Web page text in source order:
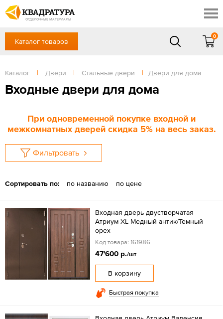
ОТДЕЛОЧНЫЕ МАТЕРИАЛЫ
Профи
Акции
Готовые решения
Доставка и оплата
Отзывы
+7 918 999 1656
Сб, Вс — выходной
ЗАКАЗАТЬ ЗВОНОК
Каталог товаров
0
Каталог | Двери | Стальные двери | Двери для дома
Входные двери для дома
При одновременной покупке входной и
межкомнатных дверей скидка 5% на весь заказ.
Фильтровать
Сортировать по: по названию по цене
Входная дверь двустворчатая
Атриум XL Медный антик/Темный
орех
Код товара: 161986
47'600 р./шт
В корзину
Быстрая покупка